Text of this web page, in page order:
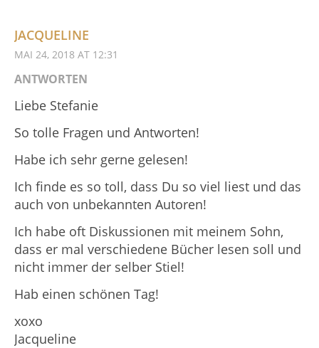
JACQUELINE
MAI 24, 2018 AT 12:31
ANTWORTEN
Liebe Stefanie
So tolle Fragen und Antworten!
Habe ich sehr gerne gelesen!
Ich finde es so toll, dass Du so viel liest und das
auch von unbekannten Autoren!
Ich habe oft Diskussionen mit meinem Sohn,
dass er mal verschiedene Bücher lesen soll und
nicht immer der selber Stiel!
Hab einen schönen Tag!
xoxo
Jacqueline